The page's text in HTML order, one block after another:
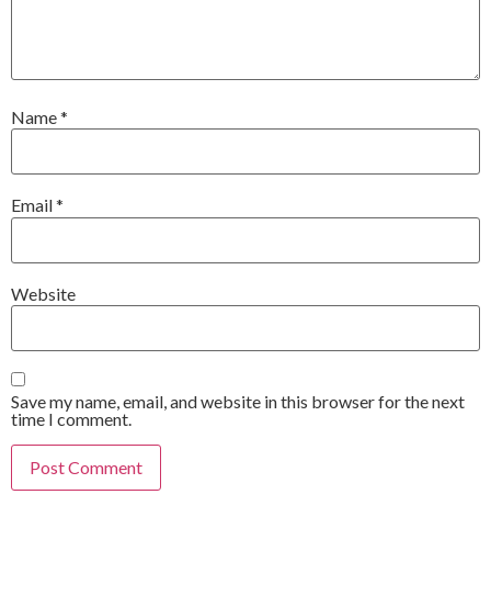
Name*
Email*
Website
Save my name, email, and website in this browser for the next
time I comment.